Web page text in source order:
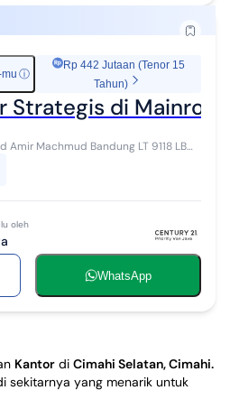
ⓘ
Rp 442 Jutaan (Tenor 15
Tahun)
Strategis di
Bandung LT 9118 LB
oleh
WhatsApp
Kantor di Cimahi Selatan, Cimahi.
sekitarnya yang menarik untuk